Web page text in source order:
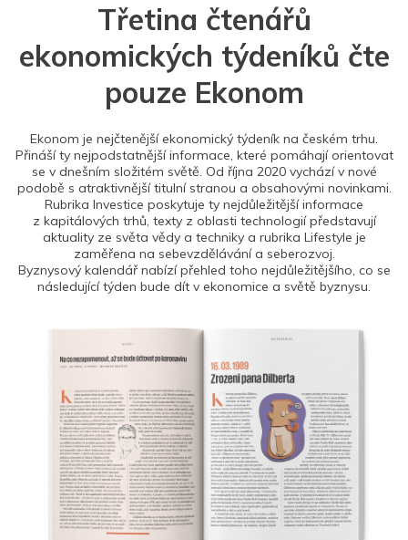
Třetina čtenářů
ekonomických týdeníků čte
pouze Ekonom
Ekonom je nejčtenější ekonomický týdeník na českém trhu.
Přináší ty nejpodstatnější informace, které pomáhají orientovat
se v dnešním složitém světě. Od října 2020 vychází v nové
podobě s atraktivnější titulní stranou a obsahovými novinkami.
Rubrika Investice poskytuje ty nejdůležitější informace
z kapitálových trhů, texty z oblasti technologií představují
aktuality ze světa vědy a techniky a rubrika Lifestyle je
zaměřena na sebevzdělávání a seberozvoj.
Byznysový kalendář nabízí přehled toho nejdůležitějšího, co se
následující týden bude dít v ekonomice a světě byznysu.